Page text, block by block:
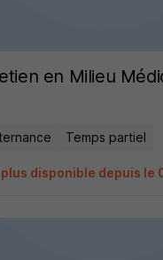
en Milieu
Temps partiel
plus disponible depuis le